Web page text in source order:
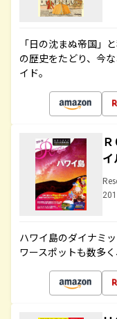
「日の沈まぬ帝国」
の歴史をたどり、今
イド。
ハワイ島のダイナミ
ワースポットも数多